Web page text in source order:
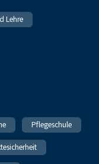
Lehre
Pflegeschule